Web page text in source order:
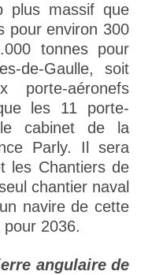
plus massif que
pour environ 300
tonnes pour
de-Gaulle, soit
porte-aéronefs
les 11 porte-
le cabinet de la
Parly. Il sera
les Chantiers de
chantier naval
navire de cette
2036.
angulaire de